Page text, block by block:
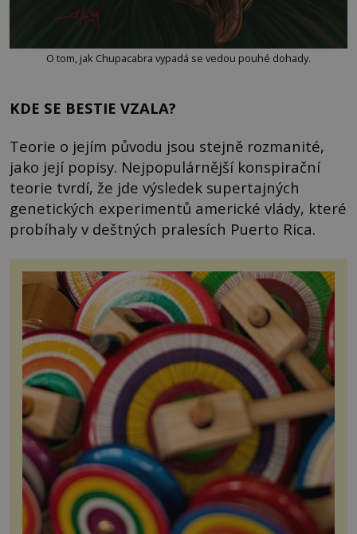
O tom, jak Chupacabra vypadá se vedou pouhé dohady.
KDE SE BESTIE VZALA?
Teorie o jejím původu jsou stejně rozmanité,
jako její popisy. Nejpopulárnější konspirační
teorie tvrdí, že jde výsledek supertajných
genetických experimentů americké vlády, které
probíhaly v deštných pralesích Puerto Rica.